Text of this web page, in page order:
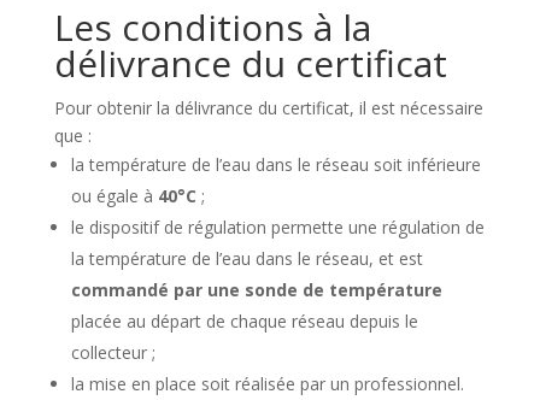
Les conditions à la
délivrance du certificat
Pour obtenir la délivrance du certificat, il est nécessaire
que :
la température de l’eau dans le réseau soit inférieure
ou égale à 40°C ;
le dispositif de régulation permette une régulation de
la température de l’eau dans le réseau, et est
commandé par une sonde de température
placée au départ de chaque réseau depuis le
collecteur ;
la mise en place soit réalisée par un professionnel.